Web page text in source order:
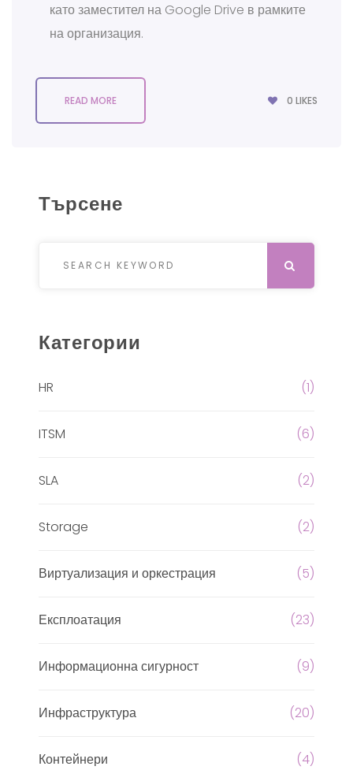
като заместител на Google Drive в рамките
на организация.
READ MORE 0 LIKES
Търсене
Категории
HR (1)
ITSM (6)
SLA (2)
Storage (2)
Виртуализация и оркестрация (5)
Експлоатация (23)
Информационна сигурност (9)
Инфраструктура (20)
Контейнери (4)